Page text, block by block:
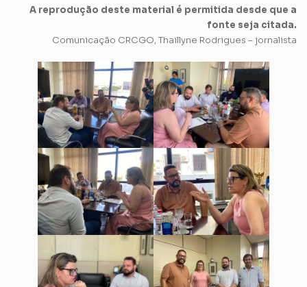
A reprodução deste material é permitida desde que a
fonte seja citada.
Comunicação CRCGO, Thaillyne Rodrigues – jornalista